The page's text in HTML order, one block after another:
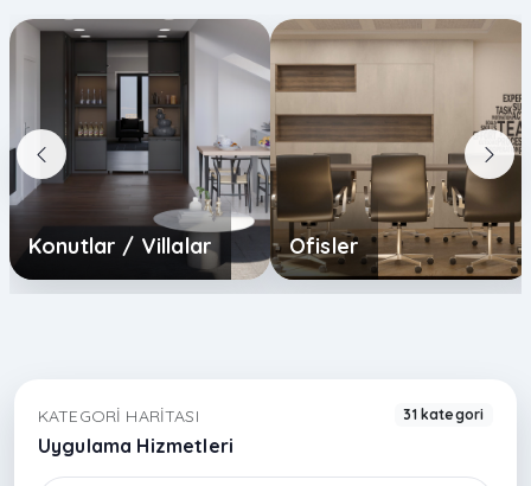
Konutlar / Villalar Ofisler
KATEGORI HARITASI
Uygulama Hizmetleri
31 kategori